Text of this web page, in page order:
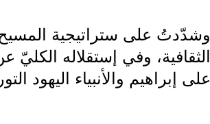
وشدّدتُ على ستراتيجية المسيح
الثقافية، وفي إستقلاله
على إبراهيم والأنبياء اليهود